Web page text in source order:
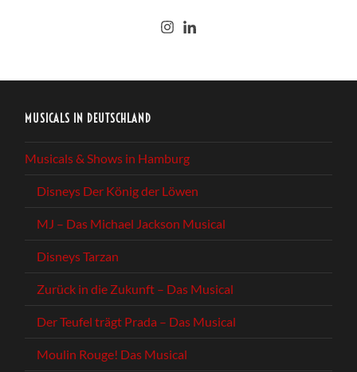
MUSICALS IN DEUTSCHLAND
Musicals & Shows in Hamburg
Disneys Der König der Löwen
MJ – Das Michael Jackson Musical
Disneys Tarzan
Zurück in die Zukunft – Das Musical
Der Teufel trägt Prada – Das Musical
Moulin Rouge! Das Musical